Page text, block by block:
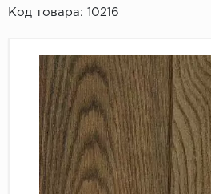
Пробковое покрытие
Код товара: 10216